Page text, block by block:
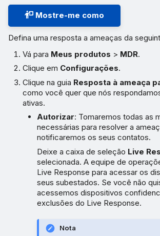
Mostre-me como
Defina uma resposta a ameaças da
Vá para Meus produtos > MDR.
Clique em Configurações.
Clique na guia Resposta à ameaça
como você quer que nós
ativas.
Autorizar: Tomaremos todas as
necessárias para resolver a
notificaremos os seus contatos.
Deixe a caixa de seleção Live
selecionada. A equipe de
Live Response para acessar os
seus subestados. Se você não
acessemos dispositivos
exclusões do Live Response.
Nota